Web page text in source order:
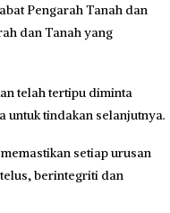
Pengarah Tanah dan
dan Tanah yang
telah tertipu diminta
untuk tindakan selanjutnya.
setiap urusan
berintegriti dan